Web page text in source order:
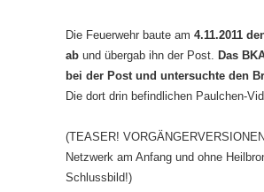
Die Feuerwehr baute am 4.11.2011
ab und übergab ihn der Post. Das
bei der Post und untersuchte den
Die dort drin befindlichen Paulchen-
(TEASER!
Netzwerk am Anfang und ohne
Schlussbild!)